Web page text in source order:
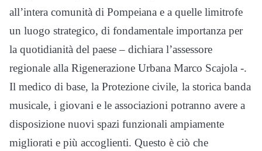
all’intera comunità di Pompeiana e a quelle limitrofe
un luogo strategico, di fondamentale importanza per
la quotidianità del paese – dichiara l’assessore
regionale alla Rigenerazione Urbana Marco Scajola -.
Il medico di base, la Protezione civile, la storica banda
musicale, i giovani e le associazioni potranno avere a
disposizione nuovi spazi funzionali ampiamente
migliorati e più accoglienti. Questo è ciò che